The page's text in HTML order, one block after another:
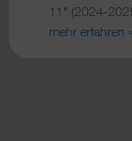
11" (2024-
mehr erfahren »